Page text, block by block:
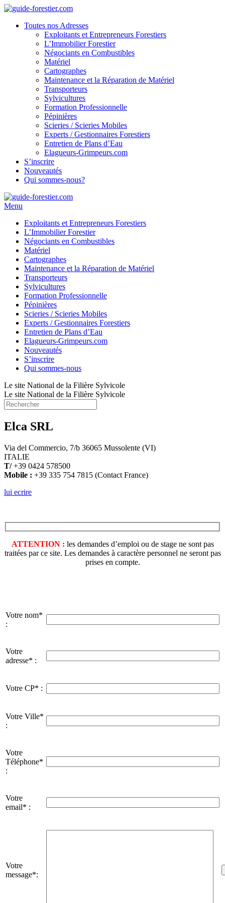
Toutes nos Adresses
Exploitants et Entrepreneurs Forestiers
L’Immobilier Forestier
Négociants en Combustibles
Matériel
Cartographes
Maintenance et la Réparation de Matériel
Transporteurs
Sylvicultures
Formation Professionnelle
Pépinières
Scieries / Scieries Mobiles
Experts / Gestionnaires Forestiers
Entretien de Plans d’Eau
Elagueurs-Grimpeurs.com
S’inscrire
Nouveautés
Qui sommes-nous?
Menu
Exploitants et Entrepreneurs Forestiers
L’Immobilier Forestier
Négociants en Combustibles
Matériel
Cartographes
Maintenance et la Réparation de Matériel
Transporteurs
Sylvicultures
Formation Professionnelle
Pépinières
Scieries / Scieries Mobiles
Experts / Gestionnaires Forestiers
Entretien de Plans d’Eau
Elagueurs-Grimpeurs.com
Nouveautés
S’inscrire
Qui sommes-nous
Le site National de la Filière Sylvicole
Le site National de la Filière Sylvicole
Elca SRL
Via del Commercio, 7/b 36065 Mussolente (VI)
ITALIE
T/+39 0424 578500
Mobile : +39 335 754 7815 (Contact France)
lui ecrire
ATTENTION : les demandes d’emploi ou de stage ne sont pas
traitées par ce site. Les demandes à caractère personnel ne seront pas
prises en compte.
Votre nom*
:
Votre
adresse* :
Votre CP* :
Votre Ville*
:
Votre
Téléphone*
:
Votre
email* :
Votre
message*: